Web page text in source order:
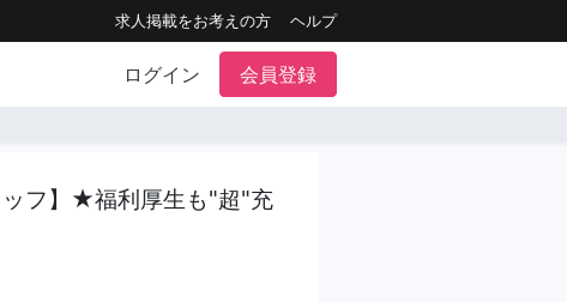
求人掲載をお考えの方 ヘルプ
ログイン 会員登録
フ】★福利厚生も"超"充